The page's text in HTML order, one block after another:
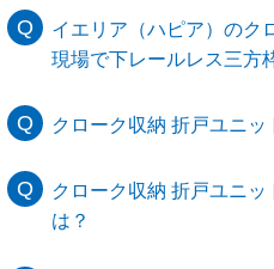
イエリア（ハピア）のク
現場で下レールレス三方
クローク収納 折戸ユニ
クローク収納 折戸ユニ
は？